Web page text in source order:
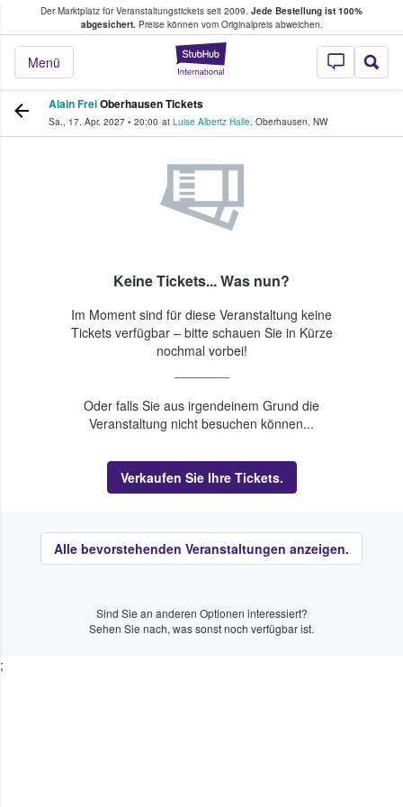
Der Marktplatz für Veranstaltungstickets seit 2009. Jede Bestellung ist 100%
abgesichert.Preise können vom Originalpreis abweichen.
StubHub - Wo
Menü
Tickets kaufen & verkaufen
Alain FreiOberhausen Tickets
Sa., 17. Apr. 2027 • 20:00 at Luise Albertz Halle, Oberhausen, NW
Keine Tickets... Was nun?
Im Moment sind für diese Veranstaltung keine
Tickets verfügbar – bitte schauen Sie in Kürze
nochmal vorbei!
Oder falls Sie aus irgendeinem Grund die
Veranstaltung nicht besuchen können...
Verkaufen Sie Ihre Tickets.
Alle bevorstehenden Veranstaltungen anzeigen.
Sind Sie an anderen Optionen interessiert?
Sehen Sie nach, was sonst noch verfügbar ist.
;